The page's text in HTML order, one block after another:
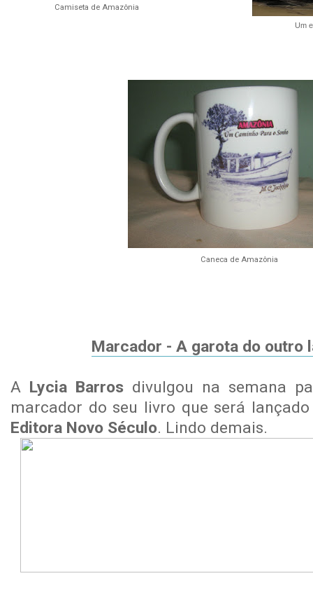
Camiseta de Amazônia
Um
Caneca de Amazônia
Marcador - A garota do outro
A Lycia Barros divulgou na semana
marcador do seu livro que será
Editora Novo Século. Lindo demais.